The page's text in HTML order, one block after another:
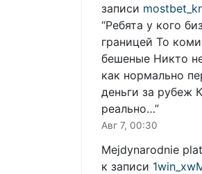
записи
“Ребята у кого
границей То
бешеные Никто
как нормально
деньги за рубеж
реально…”
Авг 7, 00:30
Mejdynarodnie
к записи